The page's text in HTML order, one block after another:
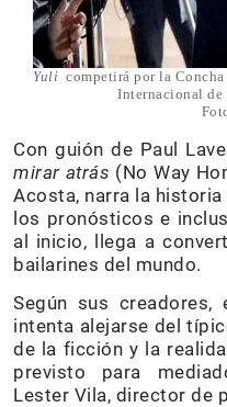
Yuli competirá por la
Internacional de
Con guión de Paul
mirar atrás (No Way
Acosta, narra la
los pronósticos e
al inicio, llega a
bailarines del mundo.
Según sus
intenta alejarse del
de la ficción y la
previsto para
Lester Vila, director de